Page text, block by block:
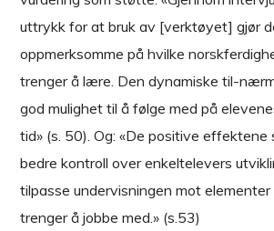
uttrykk for at bruk av [verktøyet] gjør
oppmerksomme på hvilke
trenger å lære. Den dynamiske til-
god mulighet til å følge med på
tid» (s. 50). Og: «De positive effektene
bedre kontroll over enkeltelevers
tilpasse undervisningen mot
trenger å jobbe med.» (s.53)